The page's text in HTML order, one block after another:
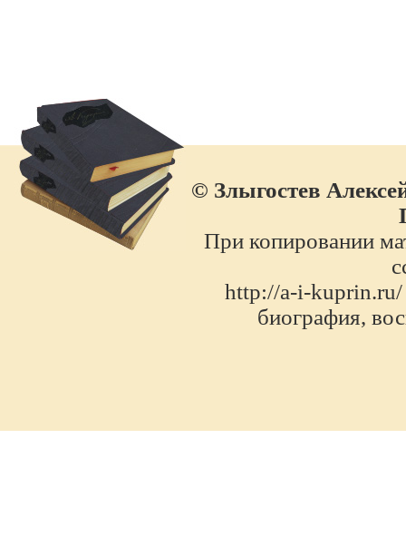
© Злыгостев
При копировании
http://a-i-
биография,